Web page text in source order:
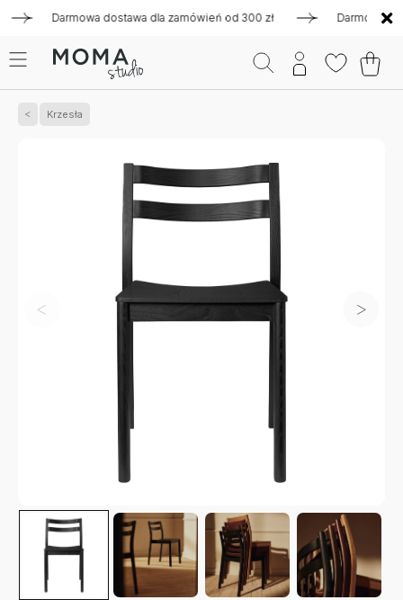
Darmowa dostawa dla zamówień od 300 zł Darmowa
Krzesła